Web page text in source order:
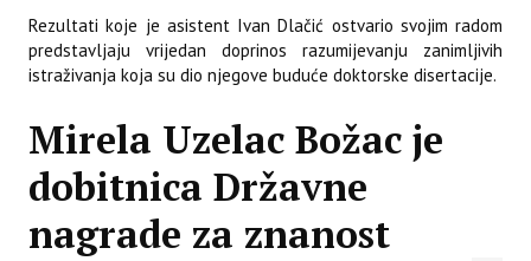
Rezultati koje je asistent Ivan Dlačić ostvario svojim radom
predstavljaju vrijedan doprinos razumijevanju zanimljivih
istraživanja koja su dio njegove buduće doktorske disertacije.
Mirela Uzelac Božac je
dobitnica Državne
nagrade za znanost